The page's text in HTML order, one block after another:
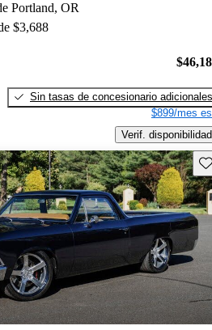
Portland, OR
$3,688
Sin tasas de concesionario adicionales
$899/mes
Verif. disponibilidad